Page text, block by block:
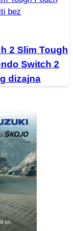
2 Slim Tough
Switch 2
dizajna